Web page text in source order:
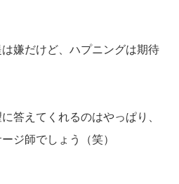
嫌だけど、ハプニングは期待
答えてくれるのはやっぱり、
ジ師でしょう（笑）